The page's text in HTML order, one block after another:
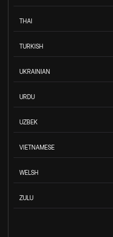
THAI
TURKISH
UKRAINIAN
URDU
UZBEK
VIETNAMESE
WELSH
ZULU